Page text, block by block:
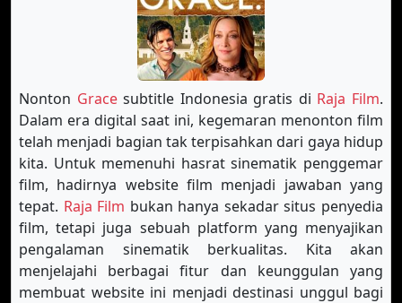
Nonton Gracesubtitle Indonesia gratis di Raja Film.
Dalam era digital saat ini, kegemaran menonton film
telah menjadi bagian tak terpisahkan dari gaya hidup
kita. Untuk memenuhi hasrat sinematik penggemar
film, hadirnya website film menjadi jawaban yang
tepat. Raja Film bukan hanya sekadar situs penyedia
film, tetapi juga sebuah platform yang menyajikan
pengalaman sinematik berkualitas. Kita akan
menjelajahi berbagai fitur dan keunggulan yang
membuat website ini menjadi destinasi unggul bagi